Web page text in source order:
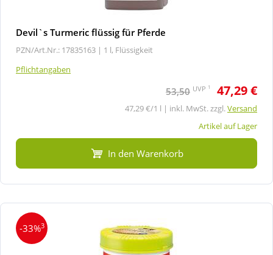
Devil`s Turmeric flüssig für Pferde
PZN/Art.Nr.: 17835163 | 1 l, Flüssigkeit
Pflichtangaben
53,50 UVP 1 47,29 €
47,29 €/1 l | inkl. MwSt. zzgl.Versand
Artikel auf Lager
In den Warenkorb
-33%3